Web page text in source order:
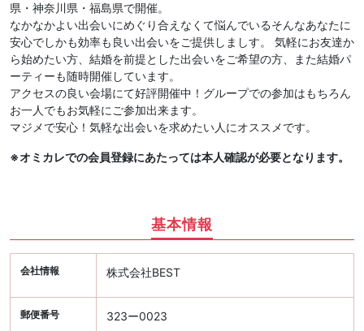
県・神奈川県・福島県で開催。
なかなかよい出会いにめぐり合えなくて悩んでいるそんなあなたに
安心でしかも効率も良い出会いをご提供しましす。 気軽にお友達か
ら始めたい方、結婚を前提とした出会いをご希望の方、また結婚パ
ーティーも随時開催しています。
アクセスの良い会場にて好評開催中！グループでの参加はもちろん
お一人でもお気軽にご参加出来ます。
マジメで安心！気軽な出会いを求めたい人にオススメです。
※オミカレでの会員登録にあたっては本人確認が必要となります。
基本情報
会社情報 株式会社BEST
郵便番号 323ー0023